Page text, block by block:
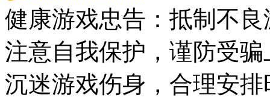
健康游戏忠告：抵制不
注意自我保护，谨防受
沉迷游戏伤身，合理安